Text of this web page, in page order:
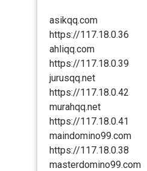
asikqq.com
https://117.18.0.36
ahliqq.com
https://117.18.0.39
jurusqq.net
https://117.18.0.42
murahqq.net
https://117.18.0.41
maindomino99.com
https://117.18.0.38
masterdomino99.com